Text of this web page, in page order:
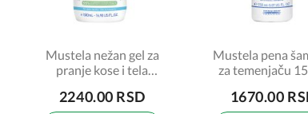
Mustela nežan gel za
pranje kose i tela
2240.00 RSD
Mustela pena
za temenjaču
1670.00